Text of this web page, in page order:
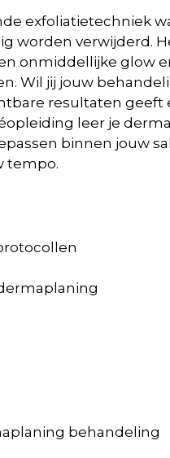
exfoliatietechniek
worden verwijderd.
onmiddellijke glow
Wil jij jouw
resultaten geeft
leer je
binnen jouw
tempo.
behandeling